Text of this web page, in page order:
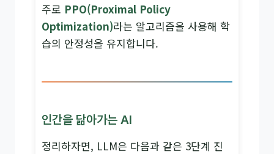
주로 PPO(Proximal Policy
Optimization)라는 알고리즘을 사용해 학
습의 안정성을 유지합니다.
인간을 닮아가는 AI
정리하자면, LLM은 다음과 같은 3단계 진